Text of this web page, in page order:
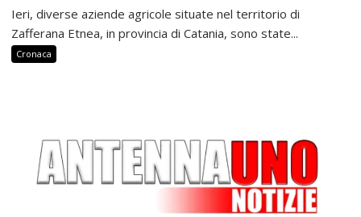
Ieri, diverse aziende agricole situate nel territorio di
Zafferana Etnea, in provincia di Catania, sono state...
Cronaca